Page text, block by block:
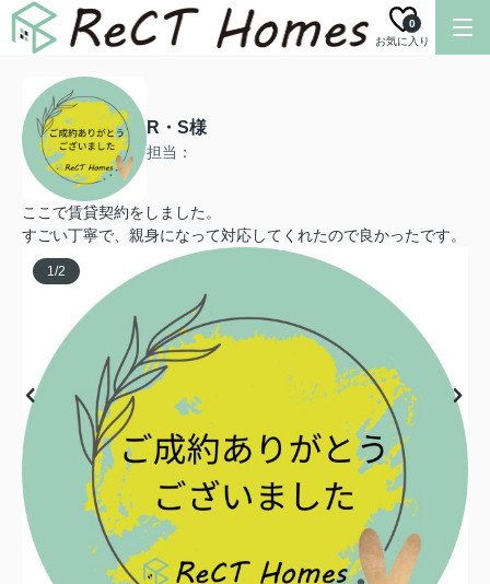
お気に入り
0
R・S様
担当：
ここで賃貸契約をしました。
すごい丁寧で、親身になって対応してくれたので良かったです。
1/2